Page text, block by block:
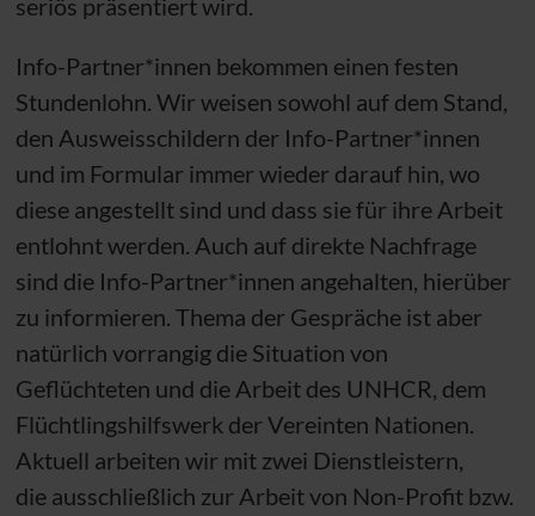
seriös präsentiert wird.
Info-Partner*innen bekommen einen festen
Stundenlohn. Wir weisen sowohl auf dem Stand,
den Ausweisschildern der Info-Partner*innen
und im Formular immer wieder darauf hin, wo
diese angestellt sind und dass sie für ihre Arbeit
entlohnt werden. Auch auf direkte Nachfrage
sind die Info-Partner*innen angehalten, hierüber
zu informieren. Thema der Gespräche ist aber
natürlich vorrangig die Situation von
Geflüchteten und die Arbeit des UNHCR, dem
Flüchtlingshilfswerk der Vereinten Nationen.
Aktuell arbeiten wir mit zwei Dienstleistern,
die ausschließlich zur Arbeit von Non-Profit bzw.